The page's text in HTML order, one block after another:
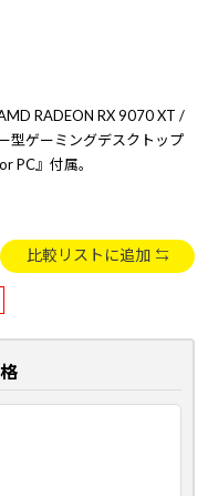
RADEON RX 9070 XT /
型ゲーミングデスクトップ
PC』付属。
比較リストに追加